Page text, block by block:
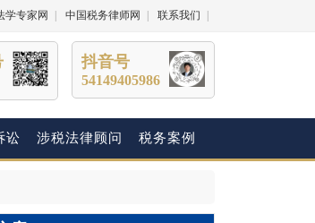
学专家网 中国税务律师网 联系我们
抖音号
54149405986
讼 涉税法律顾问 税务案例